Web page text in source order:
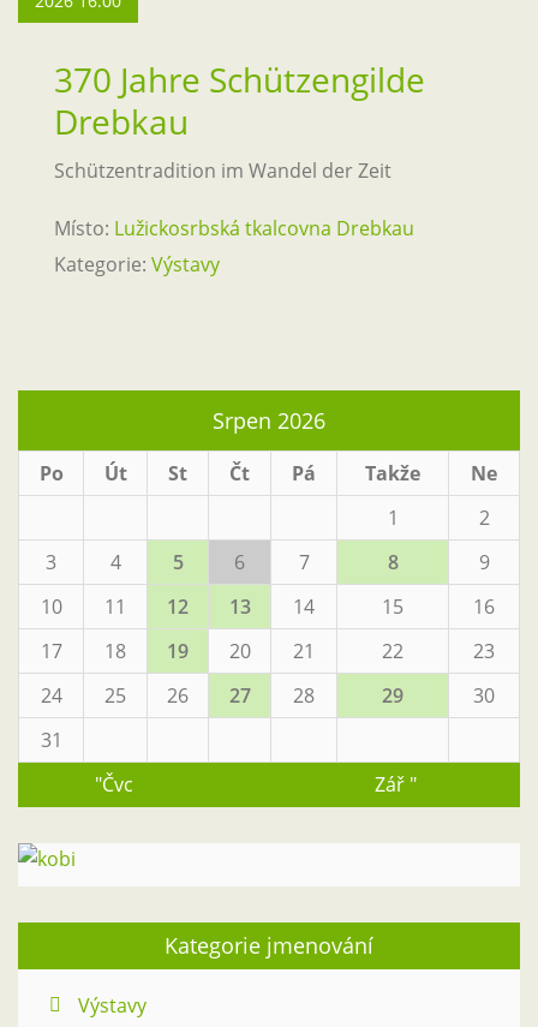
370 Jahre Schützengilde
Drebkau
Schützentradition im Wandel der Zeit
Místo: Lužickosrbská tkalcovna Drebkau
Kategorie: Výstavy
Srpen 2026
Po Út St Čt Pá Takže
Ne
1
2
3
4 5 6 7 8
9
10
11 12 13 14 15
16
17
18 19 20 21 22
23
24
25 26 27 28 29
30
31
"Čvc
Zář "
Kategorie jmenování
Výstavy